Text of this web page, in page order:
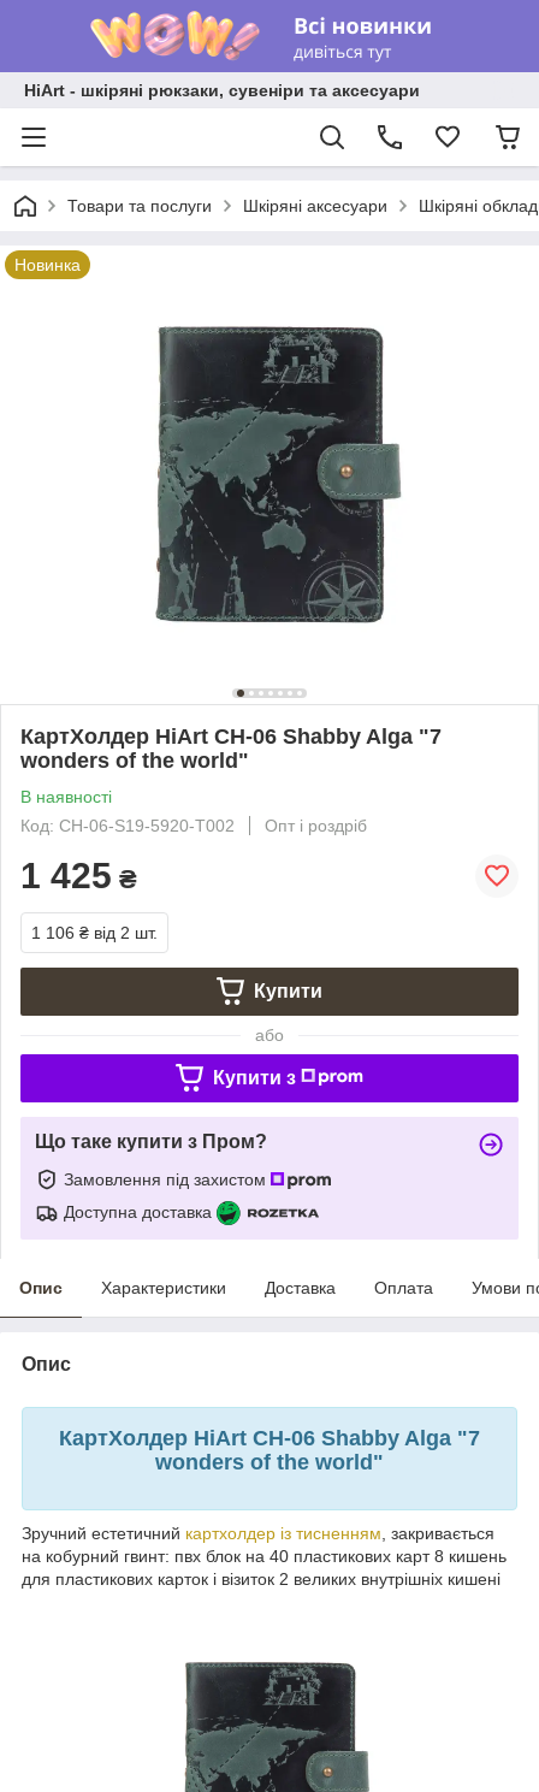
HiArt - шкіряні рюкзаки, сувеніри та аксесуари
Товари та послуги Шкіряні аксесуари Шкіряні
Новинка
КартХолдер HiArt CH-06 Shabby Alga "7
wonders of the world"
В наявності
Код: CH-06-S19-5920-T002
Опт і роздріб
1 425 ₴
1 106 ₴ від 2 шт.
Купити
або
Купити з
Що таке купити з Пром?
Замовлення під захистом
Доступна доставка
Опис Характеристики Доставка Оплата Умови
Опис
КартХолдер HiArt CH-06 Shabby Alga "7
wonders of the world"
Зручний естетичний картхолдер із тисненням, закривається
на кобурний гвинт: пвх блок на 40 пластикових карт 8 кишень
для пластикових карток і візиток 2 великих внутрішніх кишені